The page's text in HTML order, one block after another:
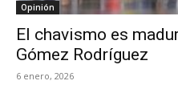
Opinión
El chavismo es
Gómez Rodríguez
6 enero, 2026